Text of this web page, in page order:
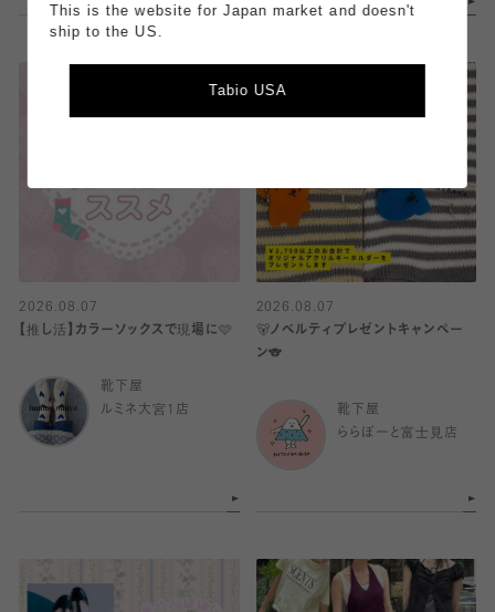
2026.08.07
【推し活】カラーソックスで現場に🩷
靴下屋
ルミネ大宮1店
2026.08.07
🐻ノベルティプレゼントキャンペー
ン🐨
靴下屋
ららぽーと富士見店
This is the website for Japan market and doesn't
ship to the US.
Tabio USA